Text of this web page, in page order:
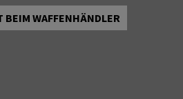
BEIM WAFFENHÄNDLER